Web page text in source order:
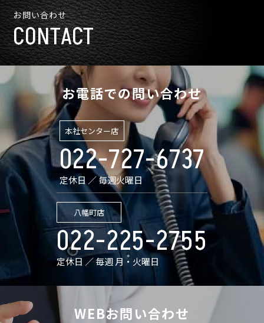
お問い合わせ
CONTACT
お電話での問い合わせ
本社センター店
022-727-6737
定休日 ／ 毎週火曜日
八幡町店
022-225-2755
定休日 ／ 毎週 月・火曜日
WEBお問い合わせ